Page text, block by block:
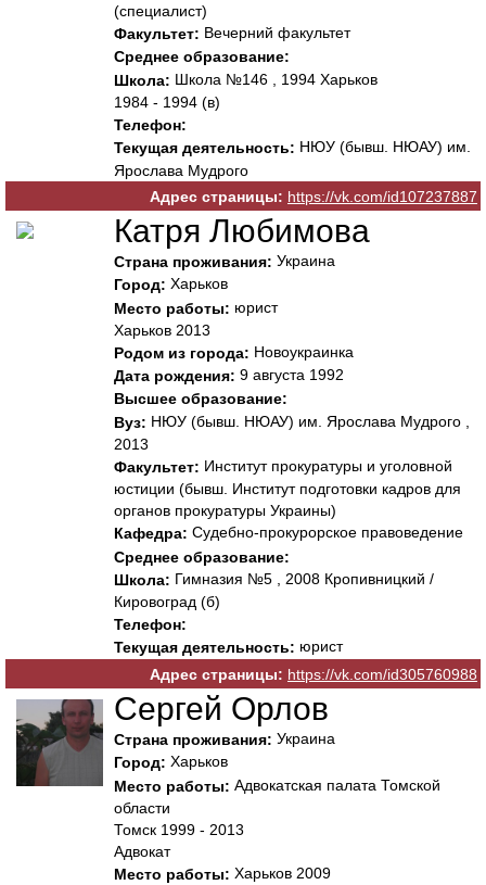
(специалист)
Факультет: Вечерний факультет
Среднее образование:
Школа: Школа №146 , 1994 Харьков
1984 - 1994 (в)
Телефон:
Текущая деятельность: НЮУ (бывш. НЮАУ) им.
Ярослава Мудрого
Адрес страницы: https://vk.com/id107237887
Катря Любимова
Страна проживания: Украина
Город: Харьков
Место работы: юрист
Харьков 2013
Родом из города: Новоукраинка
Дата рождения: 9 августа 1992
Высшее образование:
Вуз: НЮУ (бывш. НЮАУ) им. Ярослава Мудрого ,
2013
Факультет: Институт прокуратуры и уголовной
юстиции (бывш. Институт подготовки кадров для
органов прокуратуры Украины)
Кафедра: Судебно-прокурорское правоведение
Среднее образование:
Школа: Гимназия №5 , 2008 Кропивницкий /
Кировоград (б)
Телефон:
Текущая деятельность: юрист
Адрес страницы: https://vk.com/id305760988
Сергей Орлов
Страна проживания: Украина
Город: Харьков
Место работы: Адвокатская палата Томской
области
Томск 1999 - 2013
Адвокат
Место работы: Харьков 2009